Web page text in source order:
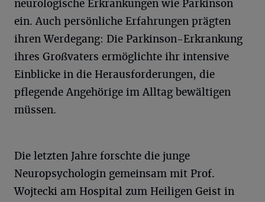
neurologische Erkrankungen wie Parkinson
ein. Auch persönliche Erfahrungen prägten
ihren Werdegang: Die Parkinson-Erkrankung
ihres Großvaters ermöglichte ihr intensive
Einblicke in die Herausforderungen, die
pflegende Angehörige im Alltag bewältigen
müssen.
Die letzten Jahre forschte die junge
Neuropsychologin gemeinsam mit Prof.
Wojtecki am Hospital zum Heiligen Geist in